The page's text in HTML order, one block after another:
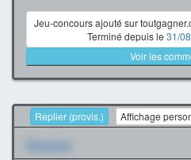
Jeu-concours ajouté sur
Terminé depuis le 31/
Voir les
Replier (provis.) Affichage
Xxxxxxx